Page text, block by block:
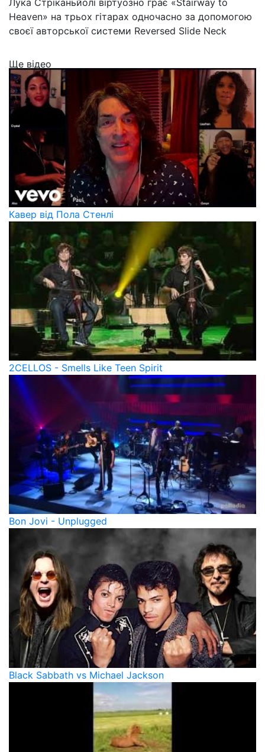
Лука Стріканьйолі віртуозно грає «Stairway to
Heaven» на трьох гітарах одночасно за допомогою
своєї авторської системи Reversed Slide Neck
Ще відео
Кавер від Пола Стенлі
2CELLOS - Smells Like Teen Spirit
Bon Jovi - Unplugged
Black Sabbath vs Michael Jackson